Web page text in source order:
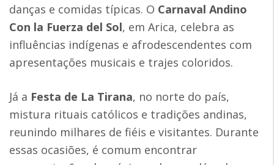
danças e comidas típicas. O Carnaval Andino
Con la Fuerza del Sol, em Arica, celebra as
influências indígenas e afrodescendentes com
apresentações musicais e trajes coloridos.
Já a Festa de La Tirana, no norte do país,
mistura rituais católicos e tradições andinas,
reunindo milhares de fiéis e visitantes. Durante
essas ocasiões, é comum encontrar